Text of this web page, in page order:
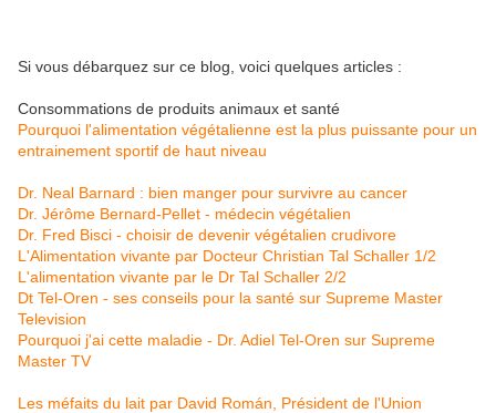
Si vous débarquez sur ce blog, voici quelques articles :
Consommations de produits animaux et santé
Pourquoi l'alimentation végétalienne est la plus puissante pour un
entrainement sportif de haut niveau
Dr. Neal Barnard : bien manger pour survivre au cancer
Dr. Jérôme Bernard-Pellet - médecin végétalien
Dr. Fred Bisci - choisir de devenir végétalien crudivore
L'Alimentation vivante par Docteur Christian Tal Schaller 1/2
L'alimentation vivante par le Dr Tal Schaller 2/2
Dt Tel-Oren - ses conseils pour la santé sur Supreme Master
Television
Pourquoi j'ai cette maladie - Dr. Adiel Tel-Oren sur Supreme
Master TV
Les méfaits du lait par David Román, Président de l'Union